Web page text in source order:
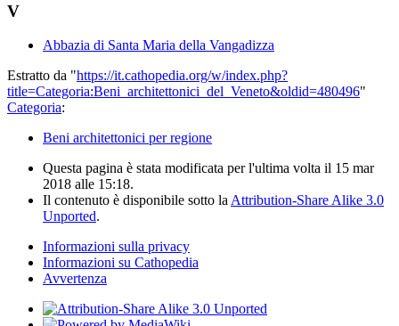
V
Abbazia di Santa Maria della Vangadizza
Estratto da "https://it.cathopedia.org/w/index.php?
title=Categoria:Beni_architettonici_del_Veneto&oldid=480496"
Categoria:
Beni architettonici per regione
Questa pagina è stata modificata per l'ultima volta il 15 mar
2018 alle 15:18.
Il contenuto è disponibile sotto laAttribution-Share Alike 3.0
Unported.
Informazioni sulla privacy
Informazioni su Cathopedia
Avvertenza